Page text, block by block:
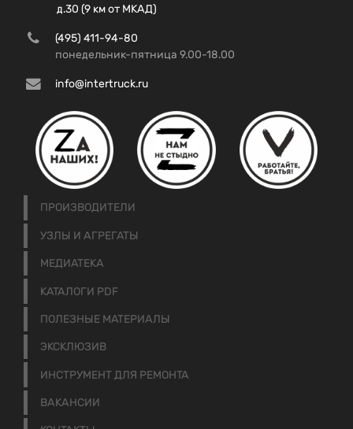
д.30 (9 км от МКАД)
(495) 411-94-80
понедельник-пятница 9.00-18.00
info@intertruck.ru
ПРОИЗВОДИТЕЛИ
УЗЛЫ И АГРЕГАТЫ
МЕДИАТЕКА
КАТАЛОГИ PDF
ПОЛЕЗНЫЕ МАТЕРИАЛЫ
ЭКСКЛЮЗИВ
ИНСТРУМЕНТ ДЛЯ РЕМОНТА
ВАКАНСИИ